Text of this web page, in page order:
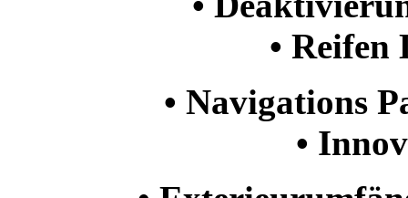
• Reifen
• Navigations
•